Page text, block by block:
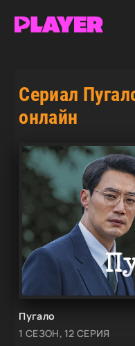
Сериал
онлайн
Пугало
1 СЕЗОН, 12 СЕРИЯ